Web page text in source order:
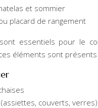
et sommier
placard de rangement
essentiels pour le
éléments sont
couverts, verres)